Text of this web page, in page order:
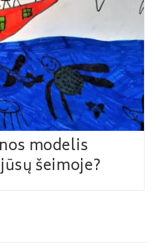
modelis
šeimoje?